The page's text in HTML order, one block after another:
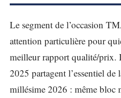
Le segment de l’occasion
attention particulière pour
meilleur rapport qualité/prix.
2025 partagent l’essentiel de
millésime 2026 : même bloc